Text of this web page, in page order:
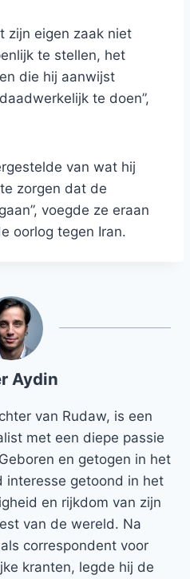
zijn eigen zaak niet
te stellen, het
die hij aanwijst
te doen”,
van wat hij
zorgen dat de
voegde ze eraan
oorlog tegen Iran.
Aydin
van Rudaw, is een
met een diepe passie
en getogen in het
interesse getoond in het
en rijkdom van zijn
van de wereld. Na
correspondent voor
kranten, legde hij de